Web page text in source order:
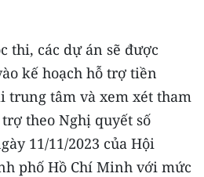
thi, các dự án sẽ được
kế hoạch hỗ trợ tiền
trung tâm và xem xét tham
theo Nghị quyết số
11/11/2023 của Hội
phố Hồ Chí Minh với mức